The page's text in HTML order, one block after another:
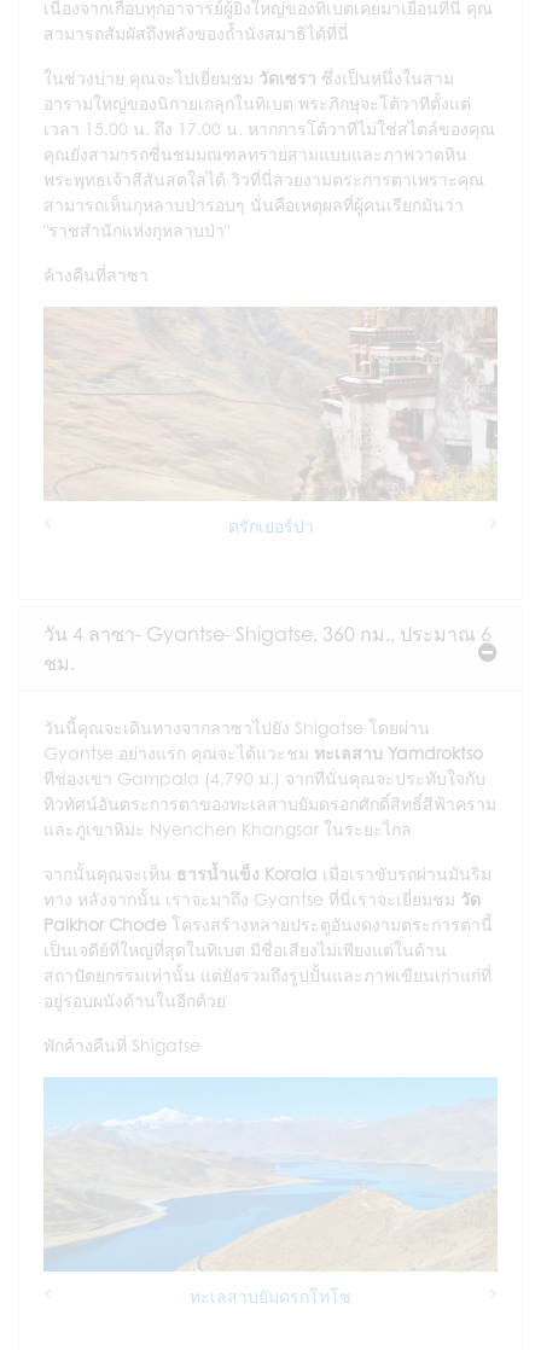
เนื่องจากเกือบทุกอาจารย์ผู้ยิ่งใหญ่ของทิเบตเคยมาเยือนที่นี่ คุณ
สามารถสัมผัสถึงพลังของถ้ำนั่งสมาธิได้ที่นี่
ในช่วงบ่าย คุณจะไปเยี่ยมชม วัดเซรา ซึ่งเป็นหนึ่งในสาม
อารามใหญ่ของนิกายเกลุกในทิเบต พระภิกษุจะโต้วาทีตั้งแต่
เวลา 15.00 น. ถึง 17.00 น. หากการโต้วาทีไม่ใช่สไตล์ของคุณ
คุณยังสามารถชื่นชมมณฑลทรายสามแบบและภาพวาดหิน
พระพุทธเจ้าสีสันสดใสได้ วิวที่นี่สวยงามตระการตาเพราะคุณ
สามารถเห็นกุหลาบป่ารอบๆ นั่นคือเหตุผลที่ผู้คนเรียกมันว่า
"ราชสำนักแห่งกุหลาบป่า"
ค้างคืนที่ลาซา
ดรักเยอร์ปา
วัน 4 ลาซา- Gyantse- Shigatse, 360 กม., ประมาณ 6
ชม.
วันนี้คุณจะเดินทางจากลาซาไปยัง Shigatse โดยผ่าน
Gyantse อย่างแรก คุณจะได้แวะชม ทะเลสาบ Yamdroktso
ที่ช่องเขา Gampala (4,790 ม.) จากที่นั่นคุณจะประทับใจกับ
ทิวทัศน์อันตระการตาของทะเลสาบยัมดรอกศักดิ์สิทธิ์สีฟ้าคราม
และภูเขาหิมะ Nyenchen Khangsar ในระยะไกล
จากนั้นคุณจะเห็น ธารน้ำแข็ง Korala เมื่อเราขับรถผ่านมันริม
ทาง หลังจากนั้น เราจะมาถึง Gyantse ที่นี่เราจะเยี่ยมชม วัด
Palkhor Chode โครงสร้างหลายประตูอันงดงามตระการตานี้
เป็นเจดีย์ที่ใหญ่ที่สุดในทิเบต มีชื่อเสียงไม่เพียงแต่ในด้าน
สถาปัตยกรรมเท่านั้น แต่ยังรวมถึงรูปปั้นและภาพเขียนเก่าแก่ที่
อยู่รอบผนังด้านในอีกด้วย
พักค้างคืนที่ Shigatse
ทะเลสาบยัมดรกโทโซ